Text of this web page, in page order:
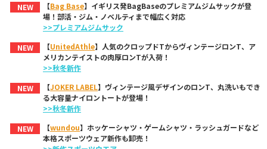
NEW
【Bag Base】イギリス発BagBaseのプレミアムジムサックが登
場！部活・ジム・ノベルティまで幅広く対応
>>プレミアムジムサック
NEW
【UnitedAthle】人気のクロップドTからヴィンテージロンT、ア
メリカンテイストの肉厚ロンTが入荷！
>>秋冬新作
NEW
【JOKER LABEL】ヴィンテージ風デザインのロンT、丸洗いもでき
る大容量ナイロントートが登場！
>>秋冬新作
NEW
【wundou】ホッケーシャツ・ゲームシャツ・ラッシュガードなど
本格スポーツウェア新作も卸売！